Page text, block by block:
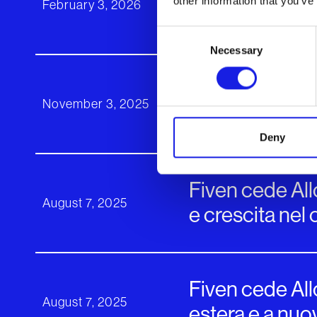
Necessary
Deny
February 3, 2026
November 3, 2025
L'AI made in
artigianale"
August 7, 2025
Fiven cede
e crescita nel
August 7, 2025
Fiven cede